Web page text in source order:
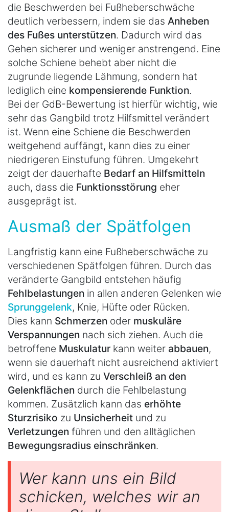
die Beschwerden bei Fußheberschwäche
deutlich verbessern, indem sie das Anheben
des Fußes unterstützen. Dadurch wird das
Gehen sicherer und weniger anstrengend. Eine
solche Schiene behebt aber nicht die
zugrunde liegende Lähmung, sondern hat
lediglich eine kompensierende Funktion.
Bei der GdB-Bewertung ist hierfür wichtig, wie
sehr das Gangbild trotz Hilfsmittel verändert
ist. Wenn eine Schiene die Beschwerden
weitgehend auffängt, kann dies zu einer
niedrigeren Einstufung führen. Umgekehrt
zeigt der dauerhafte Bedarf an Hilfsmitteln
auch, dass die Funktionsstörung eher
ausgeprägt ist.
Ausmaß der Spätfolgen
Langfristig kann eine Fußheberschwäche zu
verschiedenen Spätfolgen führen. Durch das
veränderte Gangbild entstehen häufig
Fehlbelastungen in allen anderen Gelenken wie
Sprunggelenk, Knie, Hüfte oder Rücken.
Dies kann Schmerzen oder muskuläre
Verspannungen nach sich ziehen. Auch die
betroffene Muskulatur kann weiter abbauen,
wenn sie dauerhaft nicht ausreichend aktiviert
wird, und es kann zu Verschleiß an den
Gelenkflächen durch die Fehlbelastung
kommen. Zusätzlich kann das erhöhte
Sturzrisiko zu Unsicherheit und zu
Verletzungen führen und den alltäglichen
Bewegungsradius einschränken.
Wer kann uns ein Bild
schicken, welches wir an